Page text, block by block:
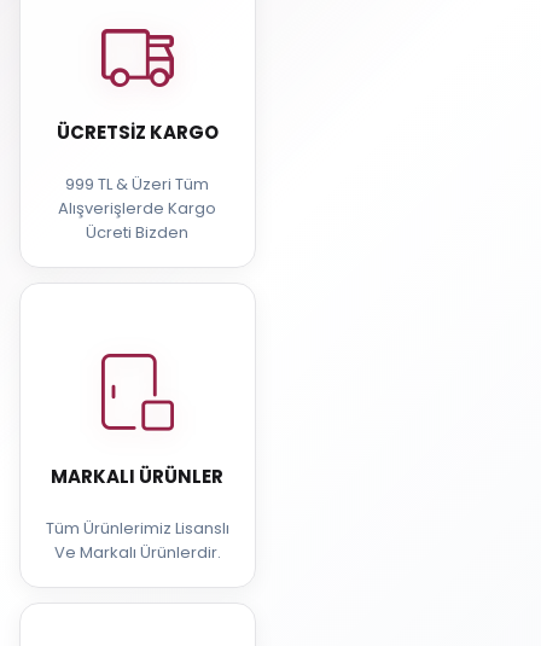
ÜCRETSIZ KARGO
999 TL & Üzeri Tüm
Alışverişlerde Kargo
Ücreti Bizden
MARKALI ÜRÜNLER
Tüm Ürünlerimiz Lisanslı
Ve Markalı Ürünlerdir.